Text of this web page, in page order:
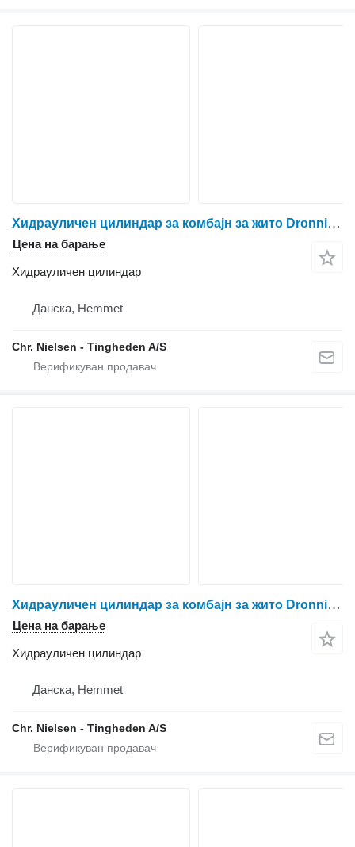
Хидрауличен цилиндар за комбајн за жито Dronningborg 7500
Цена на барање
Хидрауличен цилиндар
Данска, Hemmet
Chr. Nielsen - Tingheden A/S
Хидрауличен цилиндар за комбајн за жито Dronningborg 8900
Цена на барање
Хидрауличен цилиндар
Данска, Hemmet
Chr. Nielsen - Tingheden A/S